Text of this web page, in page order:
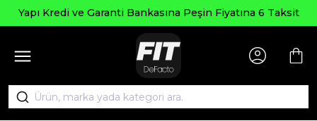
Yapı Kredi ve Garanti Bankasına Peşin Fiyatına 6 Taksit